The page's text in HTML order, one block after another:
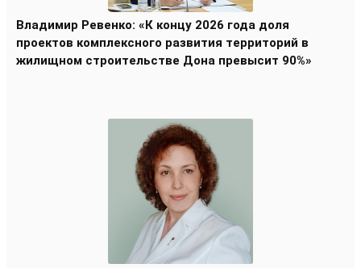
Владимир Ревенко: «К концу 2026 года доля
проектов комплексного развития территорий в
жилищном строительстве Дона превысит 90%»